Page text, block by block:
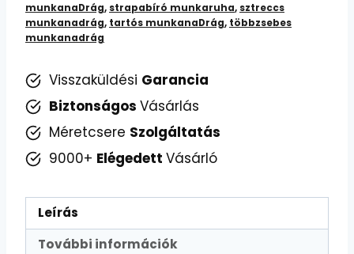
munkanaDrág, strapabíró munkaruha, sztreccs
munkanadrág, tartós munkanaDrág, többzsebes
munkanadrág
Visszaküldési Garancia
Biztonságos Vásárlás
Méretcsere Szolgáltatás
9000+ Elégedett Vásárló
Leírás
További információk